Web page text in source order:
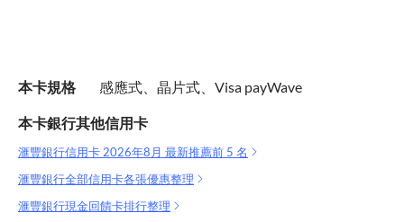
本卡規格 感應式、晶片式、Visa payWave
本卡銀行其他信用卡
滙豐銀行信用卡 2026年8月 最新推薦前 5 名
滙豐銀行全部信用卡各張優惠整理
滙豐銀行現金回饋卡排行整理